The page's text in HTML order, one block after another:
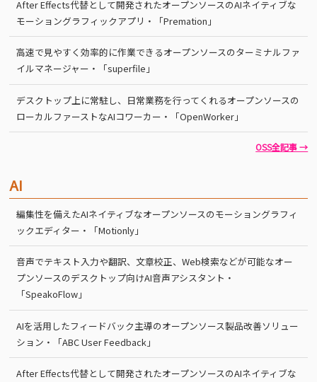
After Effects代替として開発されたオープンソースのAIネイティブな
モーショングラフィックアプリ・「Premation」
高速で見やすく効率的に作業できるオープンソースのターミナルファ
イルマネージャー・「superfile」
デスクトップ上に常駐し、日常業務を行ってくれるオープンソースの
ローカルファーストなAIコワーカー・「OpenWorker」
OSS全記事 →
AI
編集性を備えたAIネイティブなオープンソースのモーショングラフィ
ックエディター・「Motionly」
音声でテキスト入力や翻訳、文章校正、Web検索などが可能なオー
プンソースのデスクトップ向けAI音声アシスタント・
「SpeakoFlow」
AIを活用したフィードバック主導のオープンソース製品改善ソリュー
ション・「ABC User Feedback」
After Effects代替として開発されたオープンソースのAIネイティブな